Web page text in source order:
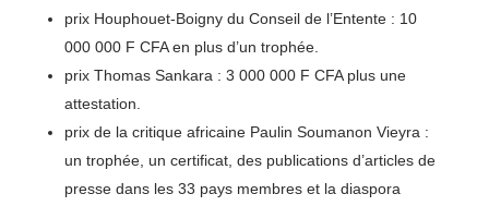
prix Houphouet-Boigny du Conseil de l’Entente : 10
000 000 F CFA en plus d’un trophée.
prix Thomas Sankara : 3 000 000 F CFA plus une
attestation.
prix de la critique africaine Paulin Soumanon Vieyra :
un trophée, un certificat, des publications d’articles de
presse dans les 33 pays membres et la diaspora